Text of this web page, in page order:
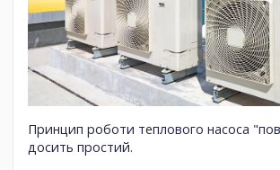
Принцип роботи теплового насоса
досить простий.